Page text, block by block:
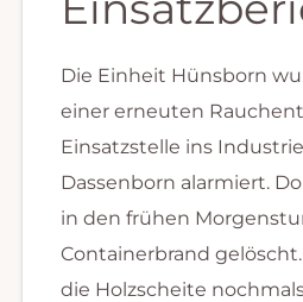
Die Einheit Hünsborn
einer erneuten
Einsatzstelle ins
Dassenborn alarmiert.
in den frühen
Containerbrand
die Holzscheite